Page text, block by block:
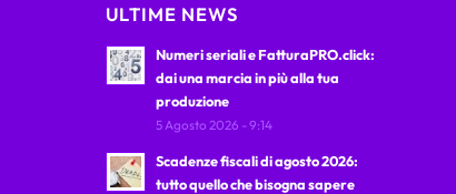
ULTIME NEWS
Numeri seriali e FatturaPRO.click:
dai una marcia in più alla tua
produzione
5 Agosto 2026 - 9:14
Scadenze fiscali di agosto 2026:
tutto quello che bisogna sapere